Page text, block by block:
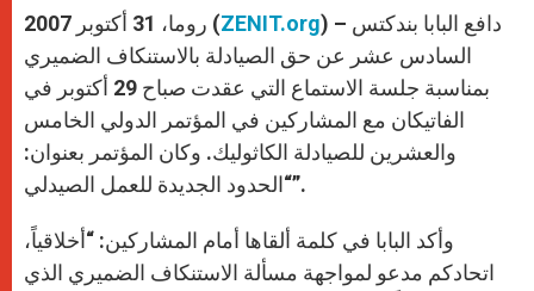
p
p
g
e
r
o
k
روما، 31 أكتوبر 2007 (ZENIT.org) – دافع البابا بندكتس
السادس عشر عن حق الصيادلة بالاستنكاف الضميري
بمناسبة جلسة الاستماع التي عقدت صباح 29 أكتوبر في
الفاتيكان مع المشاركين في المؤتمر الدولي الخامس
والعشرين للصيادلة الكاثوليك. وكان المؤتمر بعنوان:
“الحدود الجديدة للعمل الصيدلي”.
وأكد البابا في كلمة ألقاها أمام المشاركين: “أخلاقياً،
اتحادكم مدعو لمواجهة مسألة الاستنكاف الضميري الذي